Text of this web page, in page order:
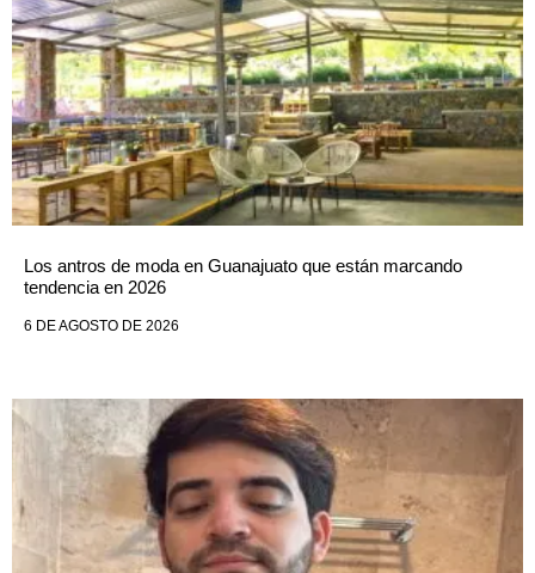
Los antros de moda en Guanajuato que están marcando
tendencia en 2026
6 DE AGOSTO DE 2026